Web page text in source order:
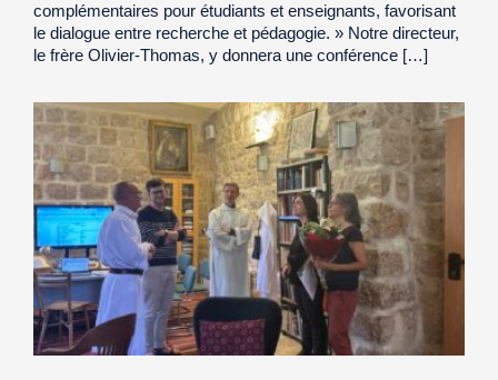
complémentaires pour étudiants et enseignants, favorisant
le dialogue entre recherche et pédagogie. » Notre directeur,
le frère Olivier-Thomas, y donnera une conférence […]